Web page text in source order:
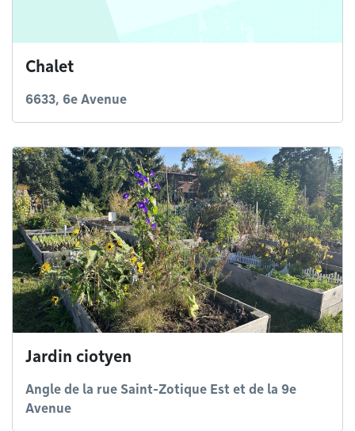
Chalet
6633, 6e Avenue
Jardin ciotyen
Angle de la rue Saint-Zotique Est et de la 9e
Avenue